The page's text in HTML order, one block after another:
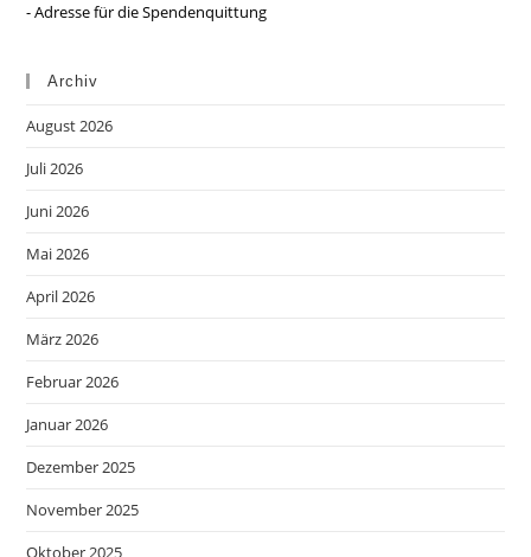
- Adresse für die Spendenquittung
Archiv
August 2026
Juli 2026
Juni 2026
Mai 2026
April 2026
März 2026
Februar 2026
Januar 2026
Dezember 2025
November 2025
Oktober 2025